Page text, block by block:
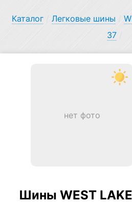
Каталог Легковые шины
37
нет фото
Шины WEST